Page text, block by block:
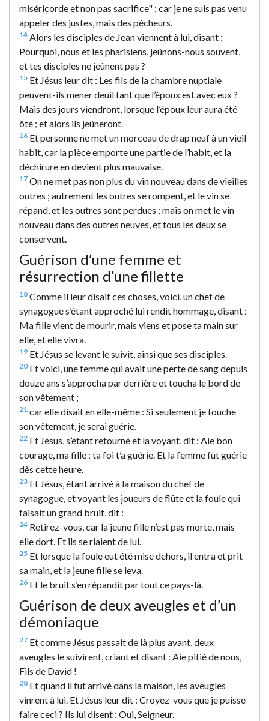
miséricorde et non pas sacrifice" ; car je ne suis pas venu
appeler des justes, mais des pécheurs.
14 Alors les disciples de Jean viennent à lui, disant :
Pourquoi, nous et les pharisiens, jeûnons-nous souvent,
et tes disciples ne jeûnent pas ?
15 Et Jésus leur dit : Les fils de la chambre nuptiale
peuvent-ils mener deuil tant que l’époux est avec eux ?
Mais des jours viendront, lorsque l’époux leur aura été
ôté ; et alors ils jeûneront.
16 Et personne ne met un morceau de drap neuf à un vieil
habit, car la pièce emporte une partie de l’habit, et la
déchirure en devient plus mauvaise.
17 On ne met pas non plus du vin nouveau dans de vieilles
outres ; autrement les outres se rompent, et le vin se
répand, et les outres sont perdues ; mais on met le vin
nouveau dans des outres neuves, et tous les deux se
conservent.
Guérison d’une femme et
résurrection d’une fillette
18 Comme il leur disait ces choses, voici, un chef de
synagogue s’étant approché lui rendit hommage, disant :
Ma fille vient de mourir, mais viens et pose ta main sur
elle, et elle vivra.
19 Et Jésus se levant le suivit, ainsi que ses disciples.
20Et voici, une femme qui avait une perte de sang depuis
douze ans s’approcha par derrière et toucha le bord de
son vêtement ;
21 car elle disait en elle-même : Si seulement je touche
son vêtement, je serai guérie.
22 Et Jésus, s’étant retourné et la voyant, dit : Aie bon
courage, ma fille ; ta foi t’a guérie. Et la femme fut guérie
dès cette heure.
23 Et Jésus, étant arrivé à la maison du chef de
synagogue, et voyant les joueurs de flûte et la foule qui
faisait un grand bruit, dit :
24 Retirez-vous, car la jeune fille n’est pas morte, mais
elle dort. Et ils se riaient de lui.
25 Et lorsque la foule eut été mise dehors, il entra et prit
sa main, et la jeune fille se leva.
26 Et le bruit s’en répandit par tout ce pays-là.
Guérison de deux aveugles et d’un
démoniaque
27 Et comme Jésus passait de là plus avant, deux
aveugles le suivirent, criant et disant : Aie pitié de nous,
Fils de David !
28 Et quand il fut arrivé dans la maison, les aveugles
vinrent à lui. Et Jésus leur dit : Croyez-vous que je puisse
faire ceci ? Ils lui disent : Oui, Seigneur.